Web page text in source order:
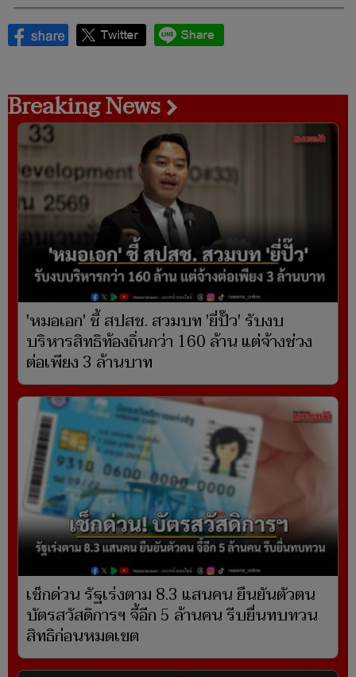
Breaking News
'หมอเอก' ชี้ สปสช. สวมบท 'ยี่ปั๊ว' รับงบ
บริหารสิทธิท้องถิ่นกว่า 160 ล้าน แต่จ้างช่วง
ต่อเพียง 3 ล้านบาท
เช็กด่วน รัฐเร่งตาม 8.3 แสนคน ยืนยันตัวตน
บัตรสวัสดิการฯ จี้อีก 5 ล้านคน รีบยื่นทบทวน
สิทธิก่อนหมดเขต